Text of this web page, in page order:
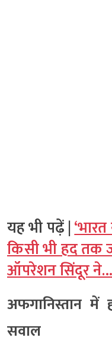
यह भी पढ़ें |
किसी भी हद तक
ऑपरेशन सिंदूर ने…
अफगानिस्तान में
सवाल